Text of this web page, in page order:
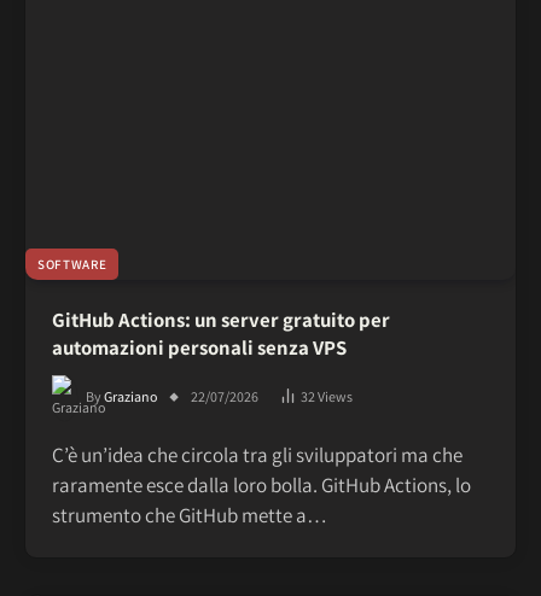
SOFTWARE
GitHub Actions: un server gratuito per
automazioni personali senza VPS
ByGraziano 22/07/2026 32 Views
C’è un’idea che circola tra gli sviluppatori ma che
raramente esce dalla loro bolla. GitHub Actions, lo
strumento che GitHub mette a…